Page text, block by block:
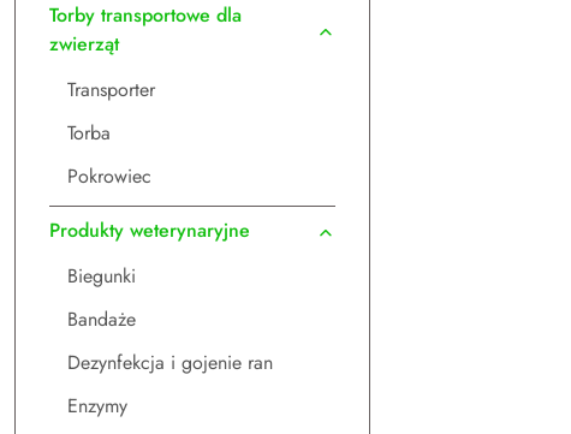
Torby transportowe dla
zwierząt
Transporter
Torba
Pokrowiec
Produkty weterynaryjne
Biegunki
Bandaże
Dezynfekcja i gojenie ran
Enzymy